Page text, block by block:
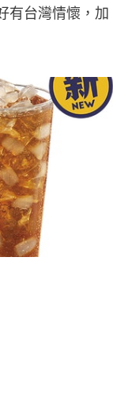
有台灣情懷，加